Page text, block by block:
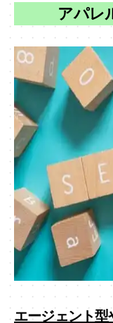
アパレ
エージェント